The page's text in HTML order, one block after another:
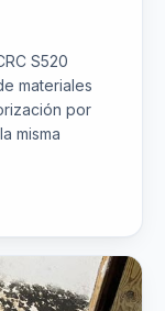
S520
materiales
por
misma